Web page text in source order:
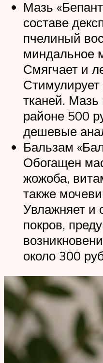
Мазь
составе
пчелиный
миндальное
Смягчает и
тканей. Мазь
районе 500
дешевые
Бальзам
Обогащен
жожоба,
также
Увлажняет и
покров,
около 300